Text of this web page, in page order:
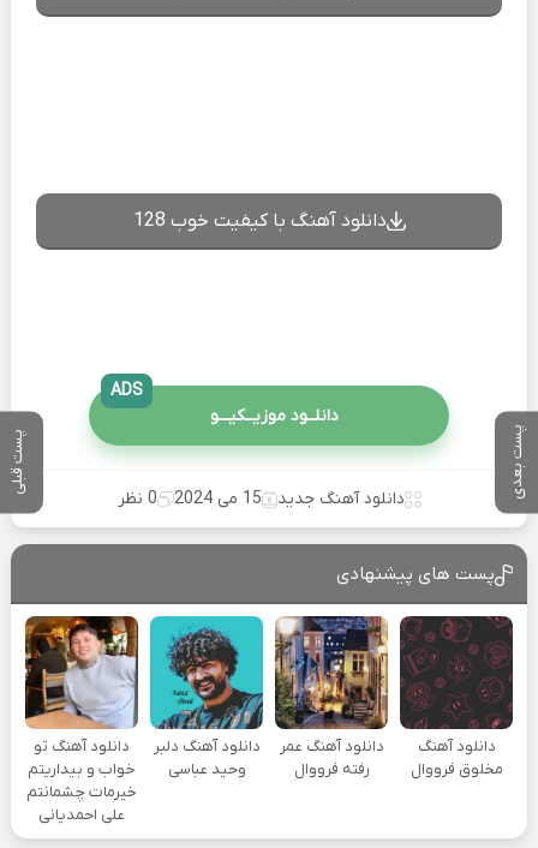
پست بعدی پست قبلی
دانلود آهنگ با کیفیت خوب 128
دانلــود موزیــکیـــو
ADS
دانلود آهنگ جدید 15 می 2024 0 نظر
پست های پیشنهادی
دانلود آهنگ
مخلوق فرووال
دانلود آهنگ عمر
رفته فرووال
دانلود آهنگ دلبر
وحید عباسی
دانلود آهنگ تو
خواب و بیداریتم
خیرمات چشمانتم
علی احمدیانی